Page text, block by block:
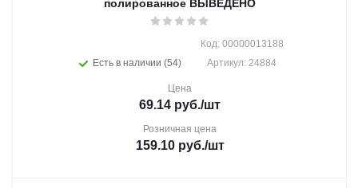
полированное ВЫВЕДЕНО
Есть в наличии (54)
Код: 00000013188
Артикул: 24884
Цена
69.14 руб./шт
Розничная цена
159.10руб./шт